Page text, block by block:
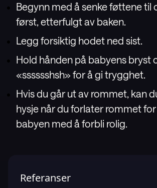
Begynn med å senke føttene til
først, etterfulgt av baken.
Legg forsiktig hodet ned sist.
Hold hånden på babyens bryst
«sssssshsh» for å gi trygghet.
Hvis du går ut av rommet, kan
hysje når du forlater rommet
babyen med å forbli rolig.
Referanser